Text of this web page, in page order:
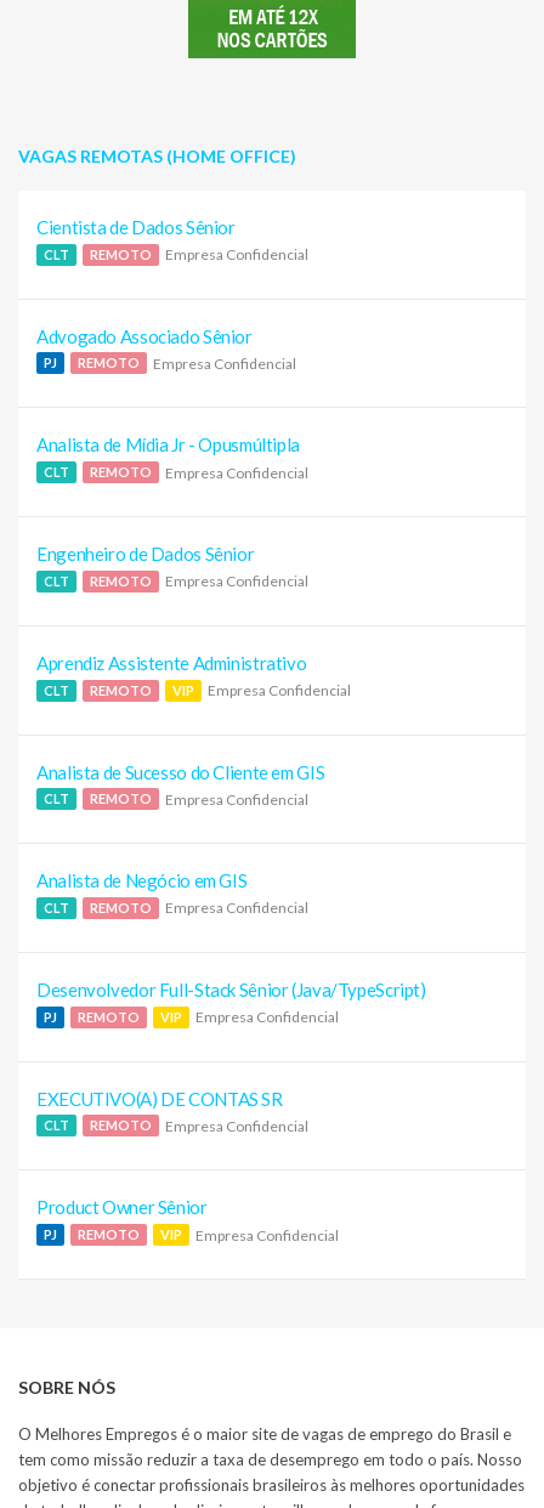
VAGAS REMOTAS (HOME OFFICE)
Cientista de Dados Sênior
CLT REMOTO Empresa Confidencial
Advogado Associado Sênior
PJ REMOTO Empresa Confidencial
Analista de Mídia Jr - Opusmúltipla
CLT REMOTO Empresa Confidencial
Engenheiro de Dados Sênior
CLT REMOTO Empresa Confidencial
Aprendiz Assistente Administrativo
CLT REMOTO VIP Empresa Confidencial
Analista de Sucesso do Cliente em GIS
CLT REMOTO Empresa Confidencial
Analista de Negócio em GIS
CLT REMOTO Empresa Confidencial
Desenvolvedor Full-Stack Sênior (Java/TypeScript)
PJ REMOTO VIP Empresa Confidencial
EXECUTIVO(A) DE CONTAS SR
CLT REMOTO Empresa Confidencial
Product Owner Sênior
PJ REMOTO VIP Empresa Confidencial
SOBRE NÓS
O Melhores Empregos é o maior site de vagas de emprego do Brasil e
tem como missão reduzir a taxa de desemprego em todo o país. Nosso
objetivo é conectar profissionais brasileiros às melhores oportunidades